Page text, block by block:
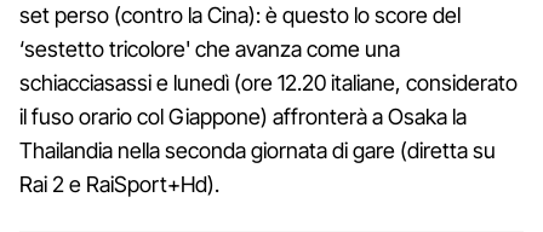
set perso (contro la Cina): è questo lo score del
‘sestetto tricolore' che avanza come una
schiacciasassi e lunedì (ore 12.20 italiane, considerato
il fuso orario col Giappone) affronterà a Osaka la
Thailandia nella seconda giornata di gare (diretta su
Rai 2 e RaiSport+Hd).